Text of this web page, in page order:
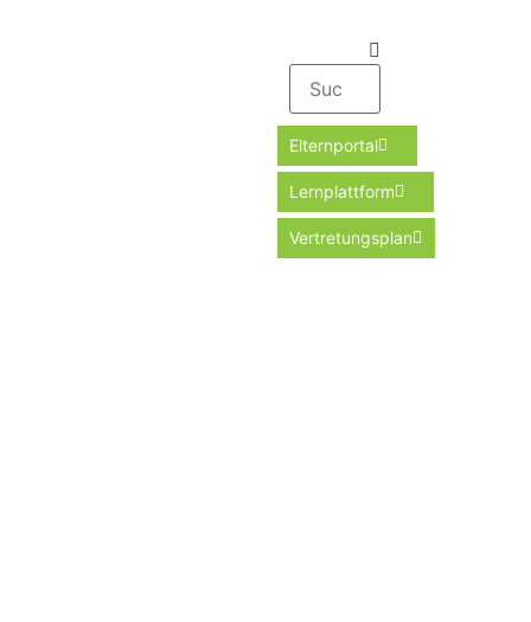
Elternportal
Lernplattform
Vertretungsplan